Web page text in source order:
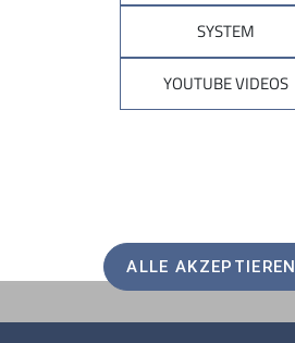
Spenden
SYSTEM
YOUTUBE VIDEOS
ALLE AKZEPTIEREN